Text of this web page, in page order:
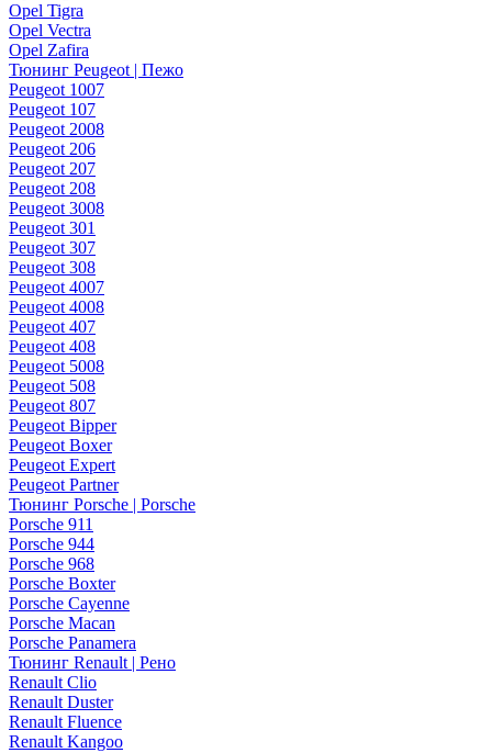
Opel Tigra
Opel Vectra
Opel Zafira
Тюнинг Peugeot | Пежо
Peugeot 1007
Peugeot 107
Peugeot 2008
Peugeot 206
Peugeot 207
Peugeot 208
Peugeot 3008
Peugeot 301
Peugeot 307
Peugeot 308
Peugeot 4007
Peugeot 4008
Peugeot 407
Peugeot 408
Peugeot 5008
Peugeot 508
Peugeot 807
Peugeot Bipper
Peugeot Boxer
Peugeot Expert
Peugeot Partner
Тюнинг Porsche | Porsche
Porsche 911
Porsche 944
Porsche 968
Porsche Boxter
Porsche Cayenne
Porsche Macan
Porsche Panamera
Тюнинг Renault | Рено
Renault Clio
Renault Duster
Renault Fluence
Renault Kangoo